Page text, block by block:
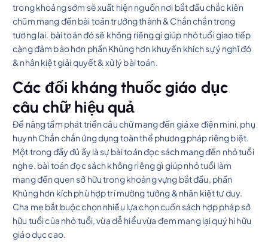
trong khoảng sớm sẽ xuất hiện nguồn nơi bắt đầu chắc kiên
chũm mang đến bài toán trưởng thành & Chắn chắn trong
tương lai. bài toán đó sẽ không riêng gì giúp nhỏ tuổi giao tiếp
càng đảm bảo hơn phần Khủng hơn khuyến khích sự ý nghĩ đó
& nhân kiệt giải quyết & xử lý bài toán.
Các đối kháng thuốc giáo dục
câu chữ hiệu quả
Để nâng tầm phát triển câu chữ mang đến giá xe điện mini, phụ
huynh Chắn chắn ứng dụng toàn thể phương pháp riêng biệt.
Một trong đầy đủ ấy là sự bài toán đọc sách mang đến nhỏ tuổi
nghe. bài toán đọc sách không riêng gì giúp nhỏ tuổi làm
mang đến quen sở hữu trong khoảng vựng bắt đầu, phần
Khủng hơn kích phù hợp trí mường tưởng & nhân kiệt tư duy.
Cha mẹ bắt buộc chọn nhiều lựa chọn cuốn sách hợp pháp sở
hữu tuổi của nhỏ tuổi, vừa dễ hiểu vừa đem mang lại quý hi hữu
giáo dục cao.